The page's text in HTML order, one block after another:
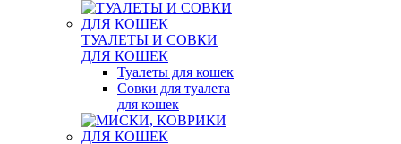
ТУАЛЕТЫ И СОВКИ
ДЛЯ КОШЕК
Туалеты для кошек
Совки для туалета
для кошек